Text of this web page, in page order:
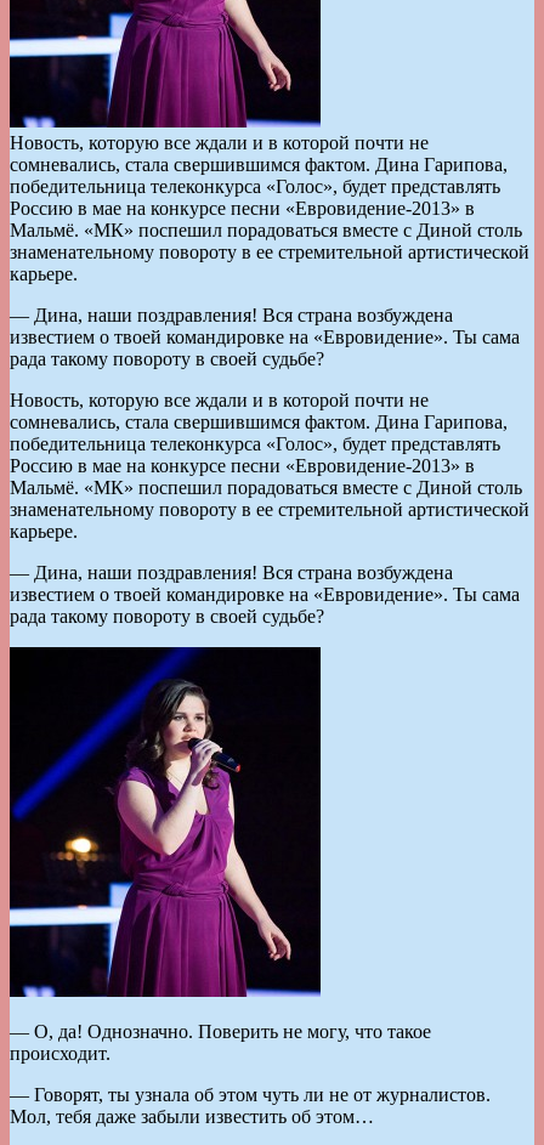
Новость, которую все ждали и в которой почти не
сомневались, стала свершившимся фактом. Дина Гарипова,
победительница телеконкурса «Голос», будет представлять
Россию в мае на конкурсе песни «Евровидение-2013» в
Мальмё. «МК» поспешил порадоваться вместе с Диной столь
знаменательному повороту в ее стремительной артистической
карьере.
— Дина, наши поздравления! Вся страна возбуждена
известием о твоей командировке на «Евровидение». Ты сама
рада такому повороту в своей судьбе?
Новость, которую все ждали и в которой почти не
сомневались, стала свершившимся фактом. Дина Гарипова,
победительница телеконкурса «Голос», будет представлять
Россию в мае на конкурсе песни «Евровидение-2013» в
Мальмё. «МК» поспешил порадоваться вместе с Диной столь
знаменательному повороту в ее стремительной артистической
карьере.
— Дина, наши поздравления! Вся страна возбуждена
известием о твоей командировке на «Евровидение». Ты сама
рада такому повороту в своей судьбе?
— О, да! Однозначно. Поверить не могу, что такое
происходит.
— Говорят, ты узнала об этом чуть ли не от журналистов.
Мол, тебя даже забыли известить об этом…